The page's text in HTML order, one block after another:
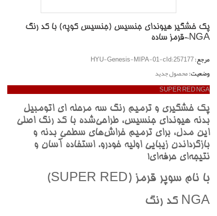
پک خشگير هیوندای جنسیس (جنسیس کوپه) با کد رنگ
NGA-قرمز ساده
مرجع:HYU-Genesis-MIPA-01-cId:257177
وضعیت:محصول جدید
SUPER RED NGA
پک خشگيري و ترميم رنگ سه مرحله اي اتومبيل
بدنه هيونداي جنسيس، طراحي‌شده با کد رنگ اصلي
اين مدل، براي ترميم خراش‌هاي سطحي بدنه و
بازگرداندن زيبايي اوليه خودرو. استفاده آسان و
نتيجه‌اي حرفه‌اي!
با نام سوپر قرمز (SUPER RED)
NGA کد رنگ